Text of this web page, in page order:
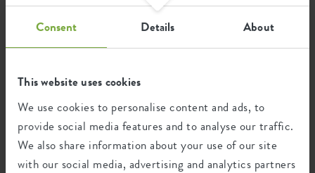
Consent Details About
This website uses cookies
We use cookies to personalise content and ads, to
provide social media features and to analyse our traffic.
We also share information about your use of our site
with our social media, advertising and analytics partners
This product is comprised of 0% post-
consumer waste and 100% post-industrial
waste.